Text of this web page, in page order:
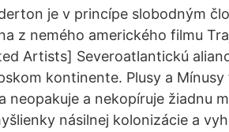
je v princípe slobodným
z nemého amerického filmu
Artists] Severoatlantickú
kontinente. Plusy a Mínusy
neopakuje a nekopíruje žiadnu
násilnej kolonizácie a